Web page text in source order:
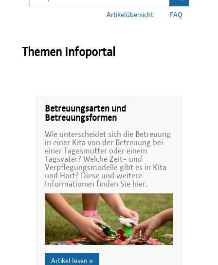
FAQ
Artikelübersicht
Themen Infoportal
Betreuungsarten und
Betreuungsformen
Wie unterscheidet sich die Betreuung
in einer Kita von der Betreuung bei
einer Tagesmutter oder einem
Tagsvater? Welche Zeit- und
Verpflegungsmodelle gibt es in Kita
und Hort? Diese und weitere
Informationen finden Sie hier.
Artikel lesen »